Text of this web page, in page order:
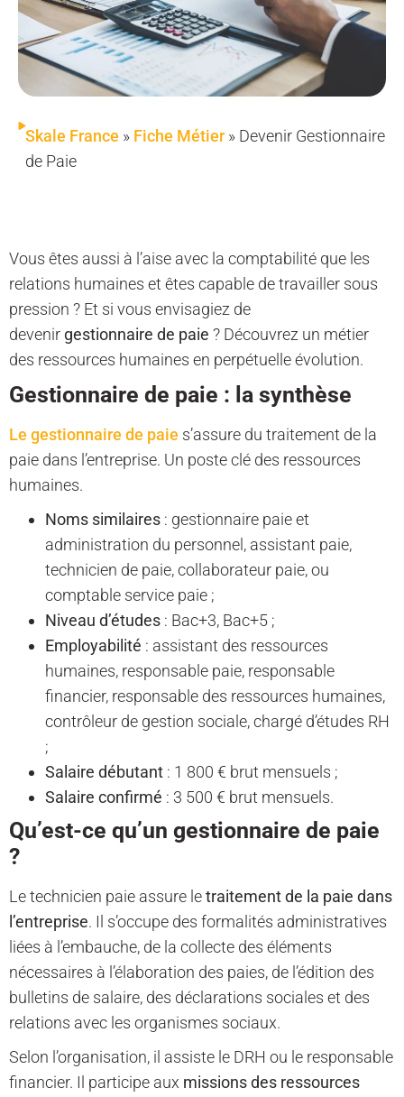
Skale France » Fiche Métier» Devenir Gestionnaire
de Paie
Vous êtes aussi à l’aise avec la comptabilité que les
relations humaines et êtes capable de travailler sous
pression ? Et si vous envisagiez de
devenir gestionnaire de paie ? Découvrez un métier
des ressources humaines en perpétuelle évolution.
Gestionnaire de paie : la synthèse
Le gestionnaire de paie s’assure du traitement de la
paie dans l’entreprise. Un poste clé des ressources
humaines.
Noms similaires : gestionnaire paie et
administration du personnel, assistant paie,
technicien de paie, collaborateur paie, ou
comptable service paie ;
Niveau d’études : Bac+3, Bac+5 ;
Employabilité : assistant des ressources
humaines, responsable paie, responsable
financier, responsable des ressources humaines,
contrôleur de gestion sociale, chargé d’études RH
;
Salaire débutant : 1 800 € brut mensuels ;
Salaire confirmé : 3 500 € brut mensuels.
Qu’est-ce qu’un gestionnaire de paie
?
Le technicien paie assure letraitement de la paie dans
l’entreprise. Il s’occupe des formalités administratives
liées à l’embauche, de la collecte des éléments
nécessaires à l’élaboration des paies, de l’édition des
bulletins de salaire, des déclarations sociales et des
relations avec les organismes sociaux.
Selon l’organisation, il assiste le DRH ou le responsable
financier. Il participe aux missions des ressources